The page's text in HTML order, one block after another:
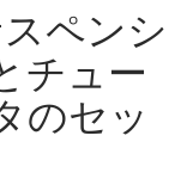
ペンシ
チュー
のセッ